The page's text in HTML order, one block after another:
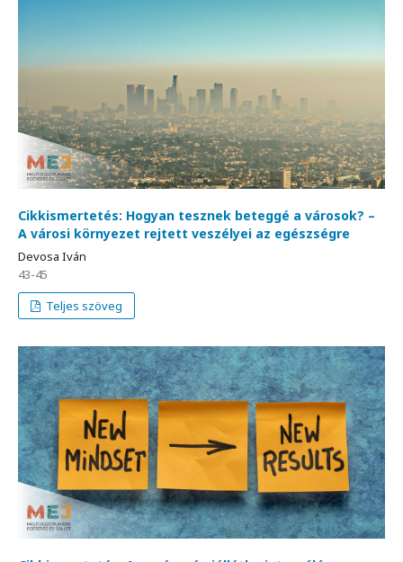
Cikkismertetés: Hogyan tesznek beteggé a városok? –
A városi környezet rejtett veszélyei az egészségre
Devosa Iván
43-45
Teljes szöveg